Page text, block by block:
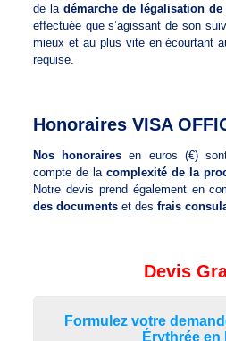
de la démarche de légalisation
effectuée que s’agissant de son
mieux et au plus vite en écourtant
requise.
Honoraires VISA
Nos honoraires en euros (€)
compte de la complexité de la
Notre devis prend également en
des documents et des frais
Devis
Formulez votre
Érythrée en